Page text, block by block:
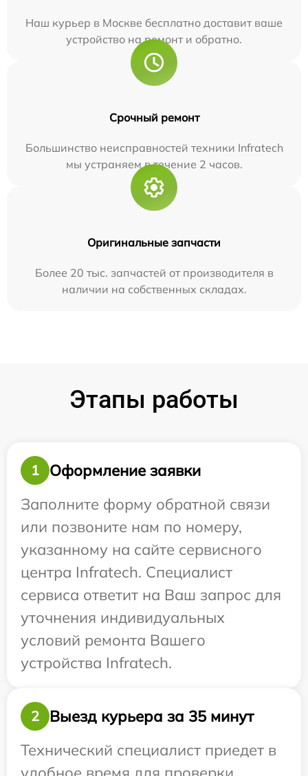
Наш курьер в Москве бесплатно доставит ваше
устройство на ремонт и обратно.
Срочный ремонт
Большинство неисправностей техники Infratech
мы устраняем в течение 2 часов.
Оригинальные запчасти
Более 20 тыс. запчастей от производителя в
наличии на собственных складах.
Этапы работы
1
Оформление заявки
Заполните форму обратной связи
или позвоните нам по номеру,
указанному на сайте сервисного
центра Infratech. Специалист
сервиса ответит на Ваш запрос для
уточнения индивидуальных
условий ремонта Вашего
устройства Infratech.
2
Выезд курьера за 35 минут
Технический специалист приедет в